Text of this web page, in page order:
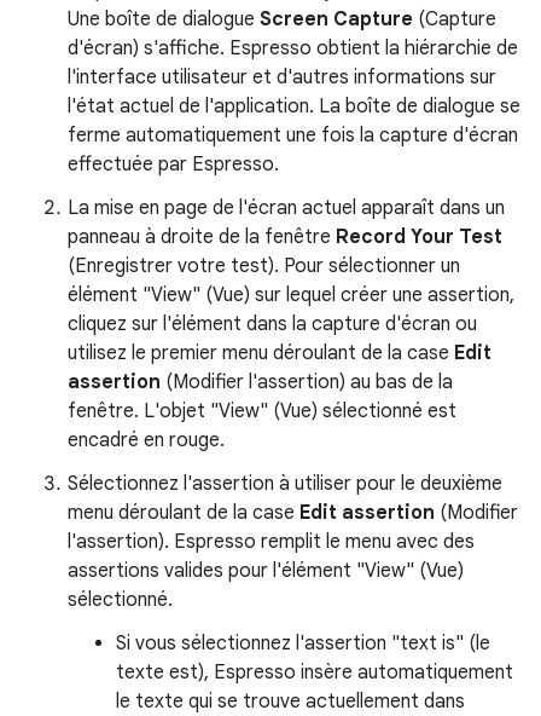
Une boîte de dialogue Screen Capture (Capture
d'écran) s'affiche. Espresso obtient la hiérarchie de
l'interface utilisateur et d'autres informations sur
l'état actuel de l'application. La boîte de dialogue se
ferme automatiquement une fois la capture d'écran
effectuée par Espresso.
La mise en page de l'écran actuel apparaît dans un
panneau à droite de la fenêtre Record Your Test
(Enregistrer votre test). Pour sélectionner un
élément "View" (Vue) sur lequel créer une assertion,
cliquez sur l'élément dans la capture d'écran ou
utilisez le premier menu déroulant de la case Edit
assertion (Modifier l'assertion) au bas de la
fenêtre. L'objet "View" (Vue) sélectionné est
encadré en rouge.
Sélectionnez l'assertion à utiliser pour le deuxième
menu déroulant de la case Edit assertion (Modifier
l'assertion). Espresso remplit le menu avec des
assertions valides pour l'élément "View" (Vue)
sélectionné.
Si vous sélectionnez l'assertion "text is" (le
texte est), Espresso insère automatiquement
le texte qui se trouve actuellement dans